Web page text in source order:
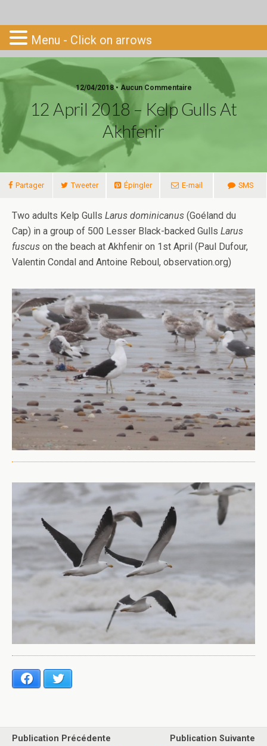
Go-South
12/04/2018 • Aucun Commentaire
12 April 2018 – Kelp Gulls At
Akhfenir
Partager Tweeter Épingler E-mail SMS
Two adults Kelp Gulls Larus dominicanus (Goéland du
Cap) in a group of 500 Lesser Black-backed Gulls Larus
fuscus on the beach at Akhfenir on 1st April (Paul Dufour,
Valentin Condal and Antoine Reboul, observation.org)
Facebook
Publication Précédente
Publication Suivante
Menu - Click on arrows